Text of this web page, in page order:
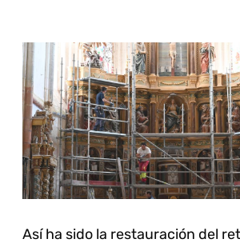
Así ha sido la restauración del